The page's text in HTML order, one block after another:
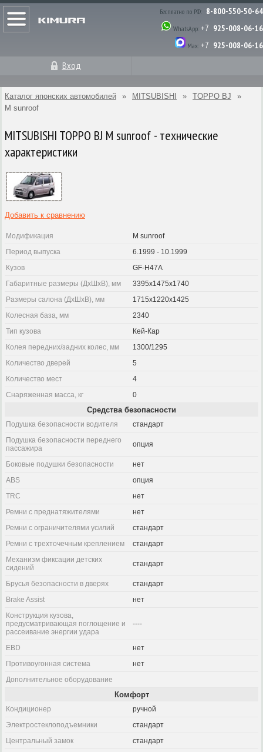
Бесплатно по РФ: 8-800-550-50-64
WhatsApp: +7 925-008-06-16
Max: +7 925-008-06-16
Вход
Каталог японских автомобилей » MITSUBISHI » TOPPO BJ
»
M sunroof
MITSUBISHI TOPPO BJ M sunroof - технические
характеристики
Добавить к сравнению
Модификация
M sunroof
Период выпуска
6.1999 - 10.1999
Кузов
GF-H47A
Габаритные размеры (ДхШхВ), мм
3395x1475x1740
Размеры салона (ДхШхВ), мм
1715x1220x1425
Колесная база, мм
2340
Тип кузова
Кей-Кар
Колея передних/задних колес, мм
1300/1295
Количество дверей
5
Количество мест
4
Снаряженная масса, кг
0
Средства безопасности
Подушка безопасности водителя
стандарт
Подушка безопасности переднего
пассажира
опция
Боковые подушки безопасности
нет
ABS
опция
TRC
нет
Ремни с преднатяжителями
нет
Ремни с ограничителями усилий
стандарт
Ремни с трехточечным креплением
стандарт
Механизм фиксации детских
сидений
стандарт
Брусья безопасности в дверях
стандарт
Brake Assist
нет
Конструкция кузова,
предусматривающая поглощение и
рассеивание энергии удара
----
EBD
нет
Противоугонная система
нет
Дополнительное оборудование
Комфорт
Кондиционер
ручной
Электростеклоподъемники
стандарт
Центральный замок
стандарт